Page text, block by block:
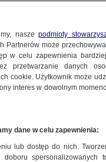
pijanym, dopóki
których Polska
my, naszepodmioty
Partnerów może
w celu zapewnienia
przetwarzanie danych
cookie. Użytkownik może
interes w dowolnym
dane w celu zapewnienia:
lub dostęp do nich.
spersonalizowanych